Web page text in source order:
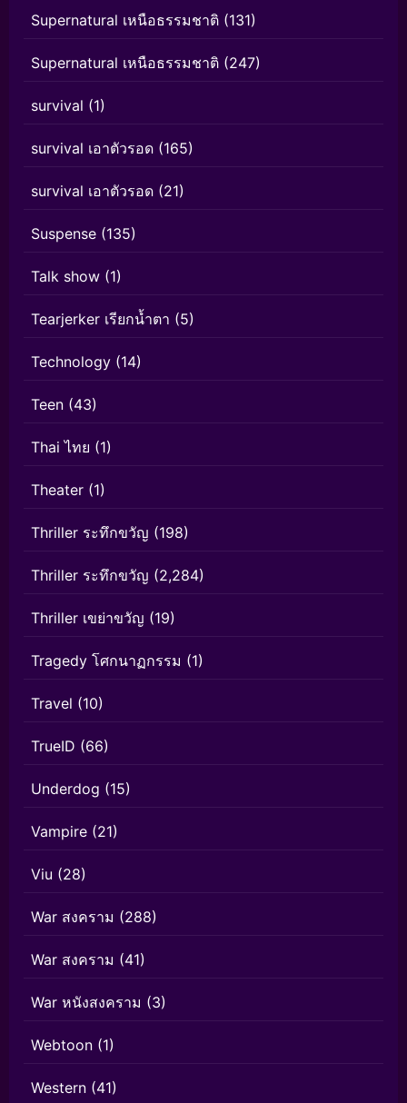
Supernatural เหนือธรรมชาติ (131)
Supernatural เหนือธรรมชาติ (247)
survival (1)
survival เอาตัวรอด (165)
survival เอาตัวรอด (21)
Suspense (135)
Talk show (1)
Tearjerker เรียกน้ำตา (5)
Technology (14)
Teen (43)
Thai ไทย (1)
Theater (1)
Thriller ระทึกขวัญ (198)
Thriller ระทึกขวัญ (2,284)
Thriller เขย่าขวัญ (19)
Tragedy โศกนาฏกรรม (1)
Travel (10)
TrueID (66)
Underdog (15)
Vampire (21)
Viu (28)
War สงคราม (288)
War สงคราม (41)
War หนังสงคราม (3)
Webtoon (1)
Western (41)